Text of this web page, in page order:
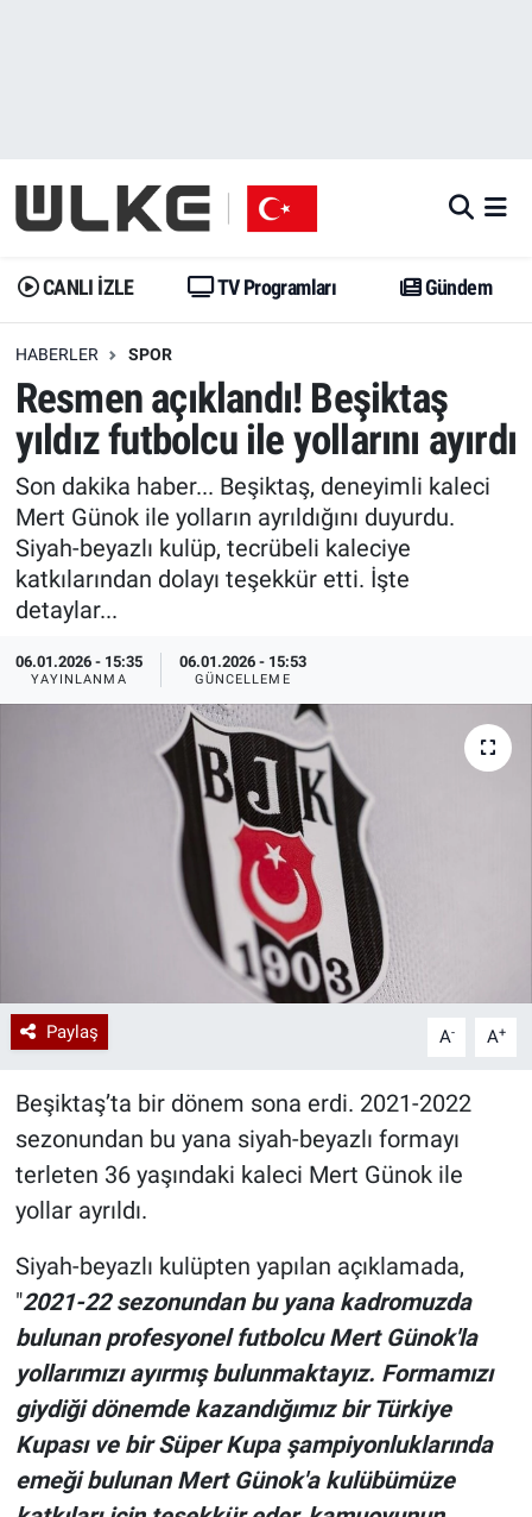
CANLI İZLE TV Programları Gündem
HABERLER SPOR
Resmen açıklandı! Beşiktaş
yıldız futbolcu ile yollarını ayırdı
Son dakika haber... Beşiktaş, deneyimli kaleci
Mert Günok ile yolların ayrıldığını duyurdu.
Siyah-beyazlı kulüp, tecrübeli kaleciye
katkılarından dolayı teşekkür etti. İşte
detaylar...
06.01.2026 - 15:35
YAYINLANMA
06.01.2026 - 15:53
GÜNCELLEME
Paylaş A- A+
Beşiktaş’ta bir dönem sona erdi. 2021-2022
sezonundan bu yana siyah-beyazlı formayı
terleten 36 yaşındaki kaleci Mert Günok ile
yollar ayrıldı.
Siyah-beyazlı kulüpten yapılan açıklamada,
"2021-22 sezonundan bu yana kadromuzda
bulunan profesyonel futbolcu Mert Günok'la
yollarımızı ayırmış bulunmaktayız. Formamızı
giydiği dönemde kazandığımız bir Türkiye
Kupası ve bir Süper Kupa şampiyonluklarında
emeği bulunan Mert Günok'a kulübümüze
Gündem
Dünya
Erişim Bilgileri
Ekonomi
Trend
Özel Haberler
Gündem
Trend
Erişim Bilgileri
Spor
Ekonomi
Dünya
Erişim Bilgileri
Ramazan
İstanbul Namaz Vakitleri
Trafik Durumu
Erişim Bilgileri
Tüm Manşetler
Son Dakika Haberleri
Haber Arşivi